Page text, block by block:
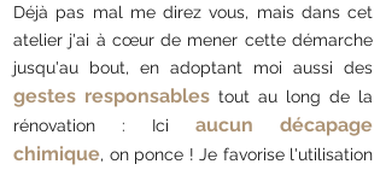
Déjà pas mal me direz vous, mais dans cet
atelier j'ai à cœur de mener cette démarche
jusqu'au bout, en adoptant moi aussi des
gestes responsables tout au long de la
rénovation : Ici aucun décapage
chimique, on ponce ! Je favorise l'utilisation